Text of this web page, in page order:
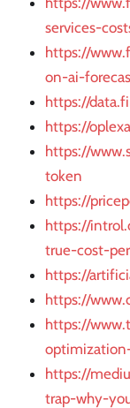
services-
https://
on-ai-
https://
https://
https://
token
https://
https://
true-cost-
https://
https://
https://
https://
trap-why-